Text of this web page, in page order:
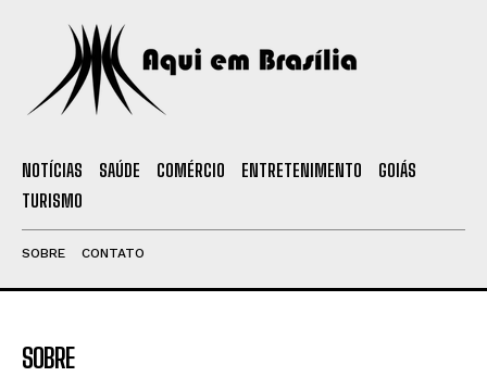
NOTÍCIAS SAÚDE COMÉRCIO ENTRETENIMENTO
GOIÁS
TURISMO
SOBRE CONTATO
SOBRE